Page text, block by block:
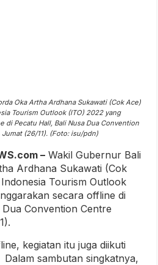
Oka Artha Ardhana Sukawati (Cok Ace)
Tourism Outlook (ITO) 2022 yang
di Pecatu Hall, Bali Nusa Dua Convention
Jumat (26/11). (Foto: isu/pdn)
– Wakil Gubernur Bali
Ardhana Sukawati (Cok
Tourism Outlook
secara offline di
Convention Centre
kegiatan itu juga diikuti
sambutan singkatnya,